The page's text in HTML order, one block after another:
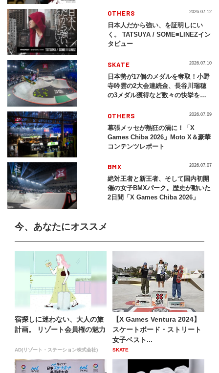
OTHERS
日本人だから強い、を証明しにい
く。 TATSUYA / SOME≡LINEZイン
タビュー
2026.07.12
SKATE
日本勢が17個のメダルを奪取！小野
寺吟雲の2大会連続金、長谷川瑞穂
の3メダル獲得など数々の快挙をプ
2026」
2026.07.10
OTHERS
幕張メッセが熱狂の渦に！「X
Games Chiba 2026」Moto X＆豪華
コンテンツレポート
2026.07.09
BMX
絶対王者と新王者、そして国内初開
催の女子BMXパーク。歴史が動いた
2日間「X Games Chiba 2026」
2026.07.07
今、あなたにオススメ
宿探しに迷わない、大人の旅
計画。 リゾート会員権の魅力
AD(リゾート・ステーション株式会社)
【X Games Ventura 2024】
スケートボード・ストリート
女子ベスト...
SKATE